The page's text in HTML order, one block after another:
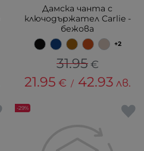
Дамска чанта с
ключодържател Carlie -
бежова
+2
31.95 €
21.95 € / 42.93 лв.
-29%